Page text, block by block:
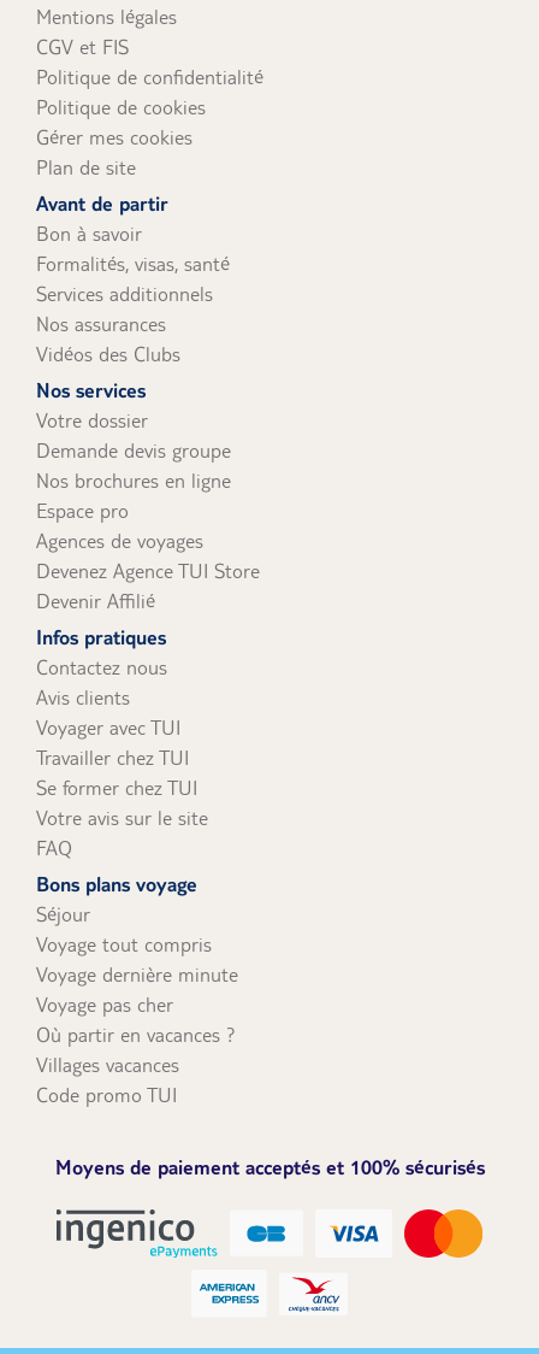
Mentions légales
CGV et FIS
Politique de confidentialité
Politique de cookies
Gérer mes cookies
Plan de site
Avant de partir
Bon à savoir
Formalités, visas, santé
Services additionnels
Nos assurances
Vidéos des Clubs
Nos services
Votre dossier
Demande devis groupe
Nos brochures en ligne
Espace pro
Agences de voyages
Devenez Agence TUI Store
Devenir Affilié
Infos pratiques
Contactez nous
Avis clients
Voyager avec TUI
Travailler chez TUI
Se former chez TUI
Votre avis sur le site
FAQ
Bons plans voyage
Séjour
Voyage tout compris
Voyage dernière minute
Voyage pas cher
Où partir en vacances ?
Villages vacances
Code promo TUI
Moyens de paiement acceptés et 100% sécurisés